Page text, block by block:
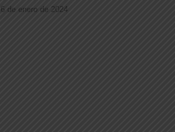
6 de enero de 2024